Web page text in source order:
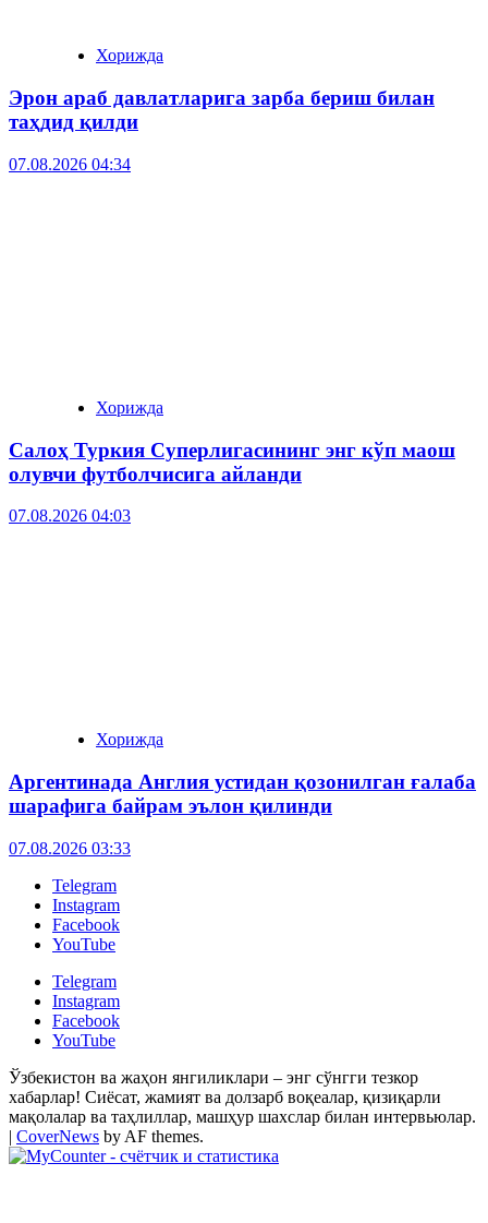
Хорижда
Эрон араб давлатларига зарба бериш билан
таҳдид қилди
07.08.2026 04:34
Хорижда
Салоҳ Туркия Суперлигасининг энг кўп маош
олувчи футболчисига айланди
07.08.2026 04:03
Хорижда
Аргентинада Англия устидан қозонилган ғалаба
шарафига байрам эълон қилинди
07.08.2026 03:33
Telegram
Instagram
Facebook
YouTube
Telegram
Instagram
Facebook
YouTube
Ўзбекистон ва жаҳон янгиликлари – энг сўнгги тезкор
хабарлар! Сиёсат, жамият ва долзарб воқеалар, қизиқарли
мақолалар ва таҳлиллар, машҳур шахслар билан интервьюлар.
| CoverNews by AF themes.